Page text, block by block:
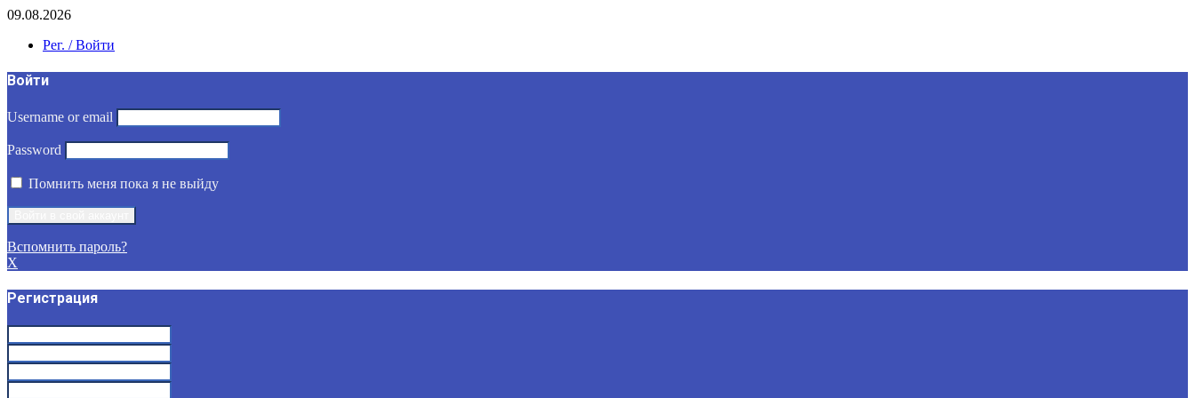
09.08.2026
Рег. / Войти
Войти
Username or email
Password
Помнить меня пока я не выйду
Вспомнить пароль?
X
Регистрация